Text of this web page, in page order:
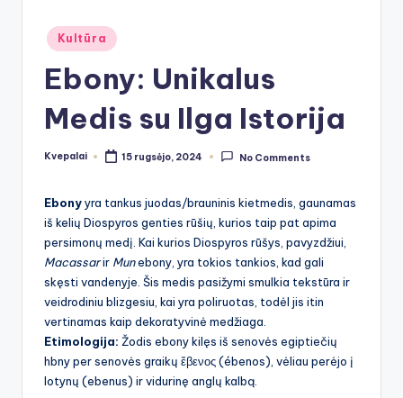
Posted
in
Kultūra
Ebony: Unikalus
Medis su Ilga Istorija
Posted
Kvepalai 15 rugsėjo, 2024 No Comments
Ebonyyra tankus juodas/brauninis kietmedis, gaunamas
iš kelių Diospyros genties rūšių, kurios taip pat apima
persimonų medį. Kai kurios Diospyros rūšys, pavyzdžiui,
Macassarir Munebony, yra tokios tankios, kad gali
skęsti vandenyje. Šis medis pasižymi smulkia tekstūra ir
veidrodiniu blizgesiu, kai yra poliruotas, todėl jis itin
vertinamas kaip dekoratyvinė medžiaga.
Etimologija: Žodis ebony kilęs iš senovės egiptiečių
hbny per senovės graikų ἔβενος (ébenos), vėliau perėjo į
lotynų (ebenus) ir vidurinę anglų kalbą.